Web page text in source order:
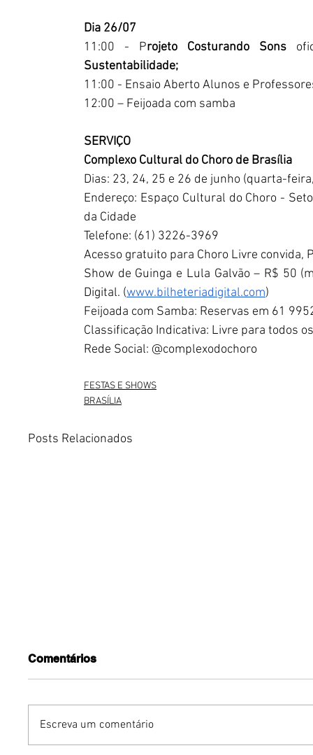
Dia 26/07
11:00 - Projeto Costurando Sons
Sustentabilidade;
11:00 - Ensaio Aberto Alunos e
12:00 – Feijoada com samba
SERVIÇO
Complexo Cultural do Choro de Brasília
Dias: 23, 24, 25 e 26 de junho (quarta-
Endereço: Espaço Cultural do Choro -
da Cidade
Telefone: (61) 3226-3969
Acesso gratuito para Choro Livre convida,
Show de Guinga e Lula Galvão – R$ 50
Digital. (www.bilheteriadigital.com)
Feijoada com Samba: Reservas em 61
Classificação Indicativa: Livre para todos
Rede Social: @complexodochoro
FESTAS E SHOWS
BRASÍLIA
Posts Relacionados
Comentários
Escreva um comentário